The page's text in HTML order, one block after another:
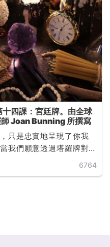
十四課：宮廷牌。由全球
Joan Bunning 所撰寫
只是忠實地呈現了你我
我們願意透過塔羅牌對
無論未來發展是否如預6764